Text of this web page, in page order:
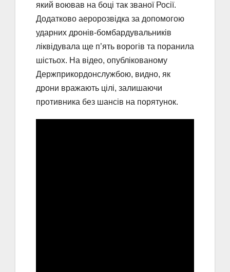
який воював на боці так званої Росії.
Додатково аеророзвідка за допомогою
ударних дронів-бомбардувальників
ліквідувала ще п’ять ворогів та поранила
шістьох. На відео, опублікованому
Держприкордонслужбою, видно, як
дрони вражають цілі, залишаючи
противника без шансів на порятунок.